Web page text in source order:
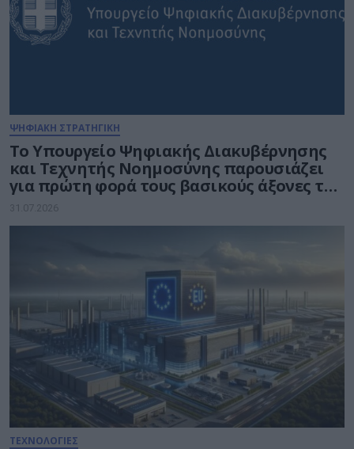
ΨΗΦΙΑΚΗ ΣΤΡΑΤΗΓΙΚΗ
Το Υπουργείο Ψηφιακής Διακυβέρνησης
και Τεχνητής Νοημοσύνης παρουσιάζει
για πρώτη φορά τους βασικούς άξονες του
νέου Εθνικού Διαστημικού Προγράμματος
31.07.2026
ΤΕΧΝΟΛΟΓΙΕΣ